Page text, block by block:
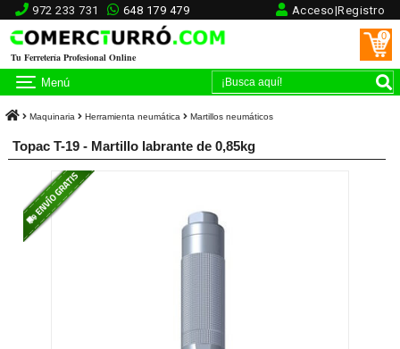
972 233 731 648 179 479 Acceso|Registro
Tu Ferretería Profesional Online
0
Menú
Maquinaria Herramienta neumática Martillos neumáticos
Topac T-19 - Martillo labrante de 0,85kg